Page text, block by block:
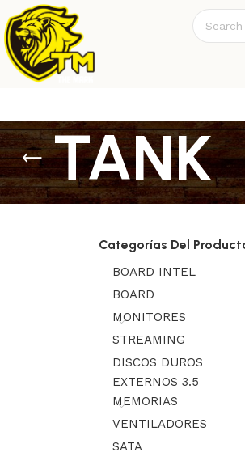
TANK
Categorías Del
BOARD INTEL
BOARD
MONITORES
STREAMING
DISCOS DUROS
EXTERNOS 3.5
MEMORIAS
VENTILADORES
SATA